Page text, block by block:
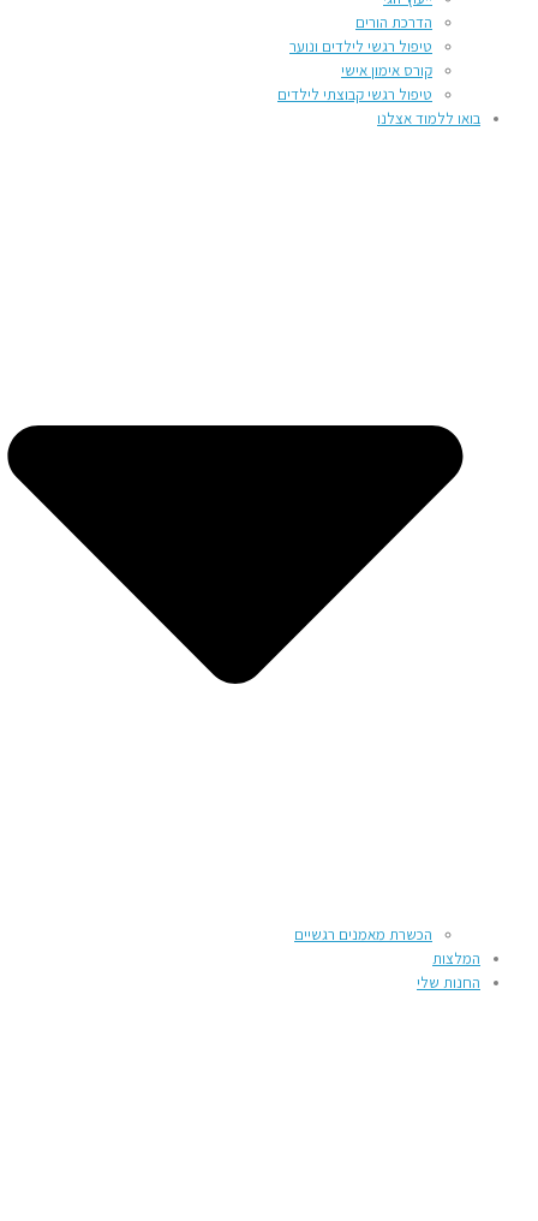
הדרכת הורים
טיפול רגשי לילדים ונוער
קורס אימון אישי
טיפול רגשי קבוצתי לילדים
בואו ללמוד אצלנו
הכשרת מאמנים רגשיים
המלצות
החנות שלי